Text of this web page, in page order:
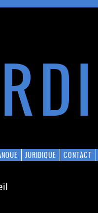
JURIDIQUE
CONTACT